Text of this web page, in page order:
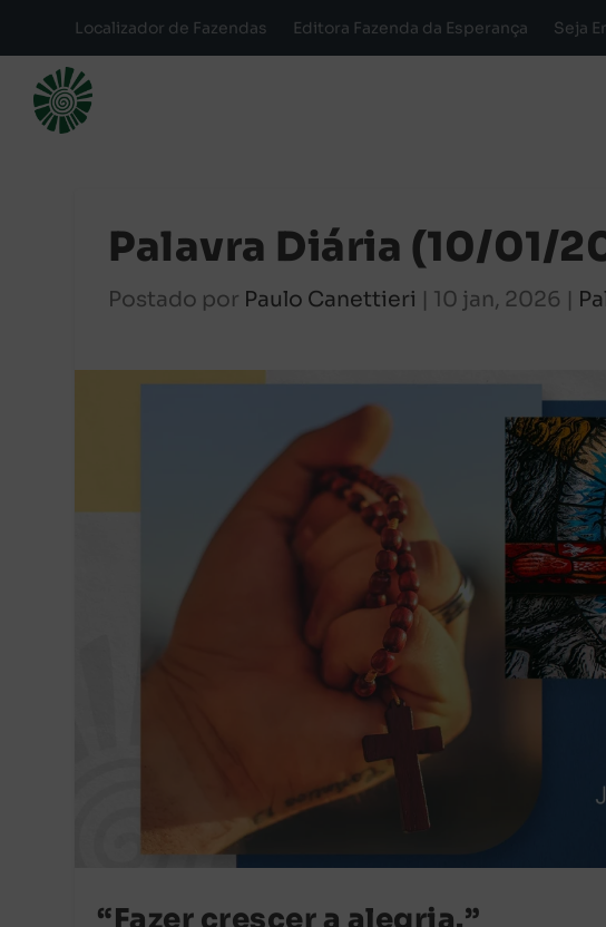
Localizador de Fazendas Editora Fazenda da Esperança Seja
Palavra Diária (10/01/
Postado por Paulo Canettieri | 10 jan, 2026 |